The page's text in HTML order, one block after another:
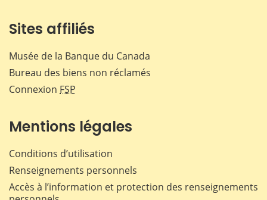
Sites affiliés
Musée de la Banque du Canada
Bureau des biens non réclamés
Connexion FSP
Mentions légales
Conditions d’utilisation
Renseignements personnels
Accès à l’information et protection des renseignements